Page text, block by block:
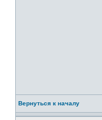
Вернуться к началу